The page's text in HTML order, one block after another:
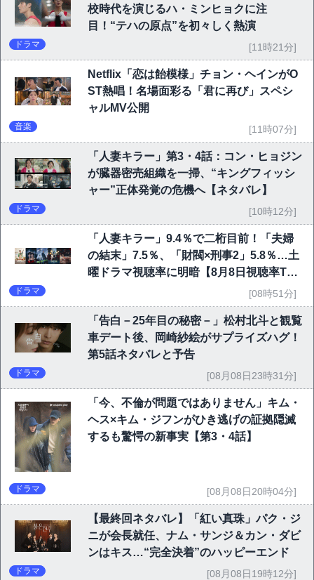
校時代を演じるハ・ミンヒョクに注
目！“テハの原点”を初々しく熱演
ドラマ [11時21分]
Netflix「恋は飴模様」チョン・ヘインがO
ST熱唱！名場面彩る「君に再び」スペシ
ャルMV公開
音楽 [11時07分]
「人妻キラー」第3・4話：コン・ヒョジン
が臓器密売組織を一掃、“キングフィッシ
ャー”正体発覚の危機へ【ネタバレ】
ドラマ [10時12分]
「人妻キラー」9.4％で二桁目前！「夫婦
の結末」7.5％、「財閥×刑事2」5.8％…土
曜ドラマ視聴率に明暗【8月8日視聴率TO
ドラマ [08時51分]
「告白－25年目の秘密－」松村北斗と観覧
車デート後、岡崎紗絵がサプライズハグ！
第5話ネタバレと予告
ドラマ [08月08日23時31分]
「今、不倫が問題ではありません」キム・
ヘス×キム・ジフンがひき逃げの証拠隠滅
するも驚愕の新事実【第3・4話】
ドラマ [08月08日20時04分]
【最終回ネタバレ】「紅い真珠」パク・ジ
ニが会長就任、ナム・サンジ＆カン・ダビ
ンはキス…“完全決着”のハッピーエンド
ドラマ [08月08日19時12分]